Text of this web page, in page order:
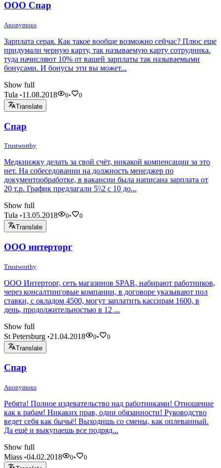
ООО Спар
Anonymous
Зарплата серая. Как такое вообще возможно сейчас? Плюс еще
придумали черную карту, так называемую карту сотрудника.
туда начисляют 10% от вашей зарплаты так называемыми
бонусами. И бонусы эти вы может...
Show full
Tula •11.08.2018 0•
0
Translate
Спар
Trustworthy
Медкнижку делать за свой счёт, никакой компенсации за это
нет. На собеседовании на должность менеджер по
документообработке, в вакансии была написана зарплата от
20 т.р. График предлагали 5\\2 с 10 до...
Show full
Tula •13.05.2018 0•
0
Translate
ООО интерторг
Trustworthy
ООО Интерторг, сеть магазинов SPAR, набирают работников,
через консалтинговые компании, в договоре указывают пол
ставки, с окладом 4500, могут заплатить кассирам 1600, в
день, продолжительностью в 12 ...
Show full
St Petersburg •21.04.2018 0•
0
Translate
Спар
Anonymous
Ребята! Полное издевательство над работниками! Отношение
как к рабам! Никаких прав, одни обязанности! Руководство
ведет себя как бычьё! Выходишь со смены, как оплеванный.
Да ещё и выкупаешь все подряд...
Show full
Miass •04.02.2018 0•
0